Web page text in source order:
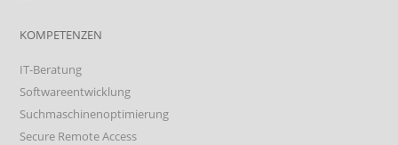
KOMPETENZEN
IT-Beratung
Softwareentwicklung
Suchmaschinenoptimierung
Secure Remote Access